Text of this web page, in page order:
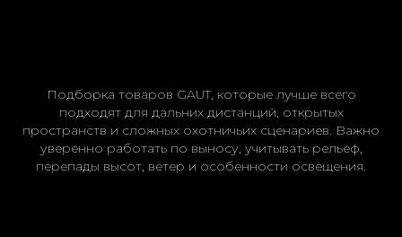
Подборка товаров GAUT, которые лучше всего
подходят для дальних дистанций, открытых
пространств и сложных охотничьих сценариев. Важно
уверенно работать по выносу, учитывать рельеф,
перепады высот, ветер и особенности освещения.